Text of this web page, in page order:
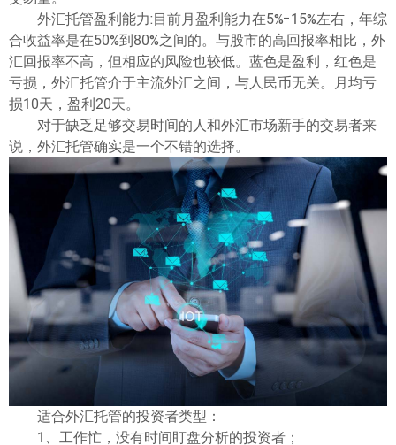
外汇托管盈利能力:目前月盈利能力在5%-15%左右，年综
合收益率是在50%到80%之间的。与股市的高回报率相比，外
汇回报率不高，但相应的风险也较低。蓝色是盈利，红色是
亏损，外汇托管介于主流外汇之间，与人民币无关。月均亏
损10天，盈利20天。
对于缺乏足够交易时间的人和外汇市场新手的交易者来
说，外汇托管确实是一个不错的选择。
适合外汇托管的投资者类型：
1、工作忙，没有时间盯盘分析的投资者；